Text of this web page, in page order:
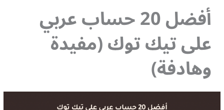
أفضل 20 حساب عربي
على تيك توك (مفيدة
وهادفة)